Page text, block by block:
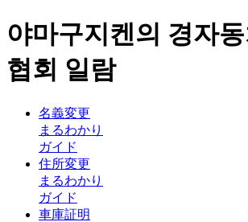
야마구지켄의 경자
협회 일람
名義変更
まるわかり
ガイド
住所変更
まるわかり
ガイド
車庫証明